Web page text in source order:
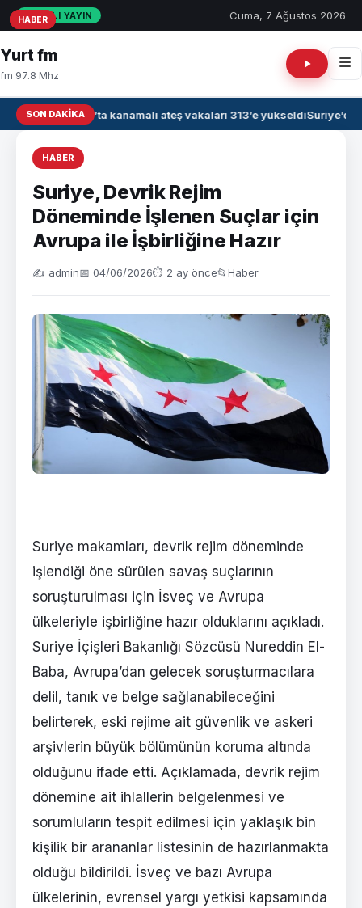
CANLI YAYIN Cuma, 7 Ağustos 2026
Yurt fm
fm 97.8 Mhz
SON DAKIKAIrak’ta kanamalı ateş vakaları 313’e yükseldiSuriye’de
HABER
Suriye, Devrik Rejim
Döneminde İşlenen Suçlar için
Avrupa ile İşbirliğine Hazır
✍️ admin📅 04/06/2026⏱ 2 ay önce📂Haber
Suriye makamları, devrik rejim döneminde
işlendiği öne sürülen savaş suçlarının
soruşturulması için İsveç ve Avrupa
ülkeleriyle işbirliğine hazır olduklarını açıkladı.
Suriye İçişleri Bakanlığı Sözcüsü Nureddin El-
Baba, Avrupa’dan gelecek soruşturmacılara
delil, tanık ve belge sağlanabileceğini
belirterek, eski rejime ait güvenlik ve askeri
arşivlerin büyük bölümünün koruma altında
olduğunu ifade etti. Açıklamada, devrik rejim
dönemine ait ihlallerin belgelenmesi ve
sorumluların tespit edilmesi için yaklaşık bin
kişilik bir arananlar listesinin de hazırlanmakta
olduğu bildirildi. İsveç ve bazı Avrupa
ülkelerinin, evrensel yargı yetkisi kapsamında
HABER
HABER
HABER